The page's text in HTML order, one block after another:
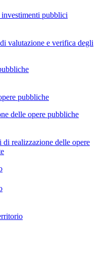
pubblici
valutazione e verifica degli
pubbliche
delle opere pubbliche
realizzazione delle opere